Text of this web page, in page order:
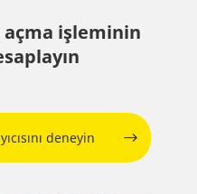
işleminin
deneyin